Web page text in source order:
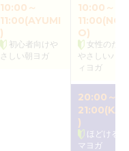
10:00～
11:00(AYUMI
)
初心者向けや
さしい朝ヨガ
10:00～
O)
女性のた
やさしいバク
ィヨガ
20:00～
)
ほどける
マヨガ